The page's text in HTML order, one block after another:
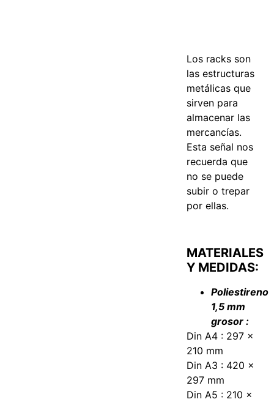
Los racks son
las estructuras
metálicas que
sirven para
almacenar las
mercancías.
Esta señal nos
recuerda que
no se puede
subir o trepar
por ellas.
MATERIALES
Y MEDIDAS:
Poliestireno
1,5 mm
grosor :
Din A4 : 297 x
210 mm
Din A3 : 420 x
297 mm
Din A5 : 210 x